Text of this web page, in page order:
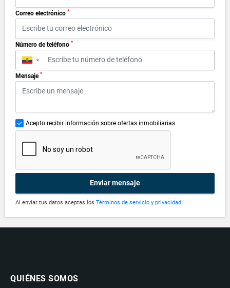
Correo electrónico *
Número de teléfono *
▼
Mensaje *
Acepto recibir información sobre ofertas inmobiliarias
Enviar mensaje
Al enviar tus datos aceptas los Términos de servicio y privacidad
QUIÉNES SOMOS